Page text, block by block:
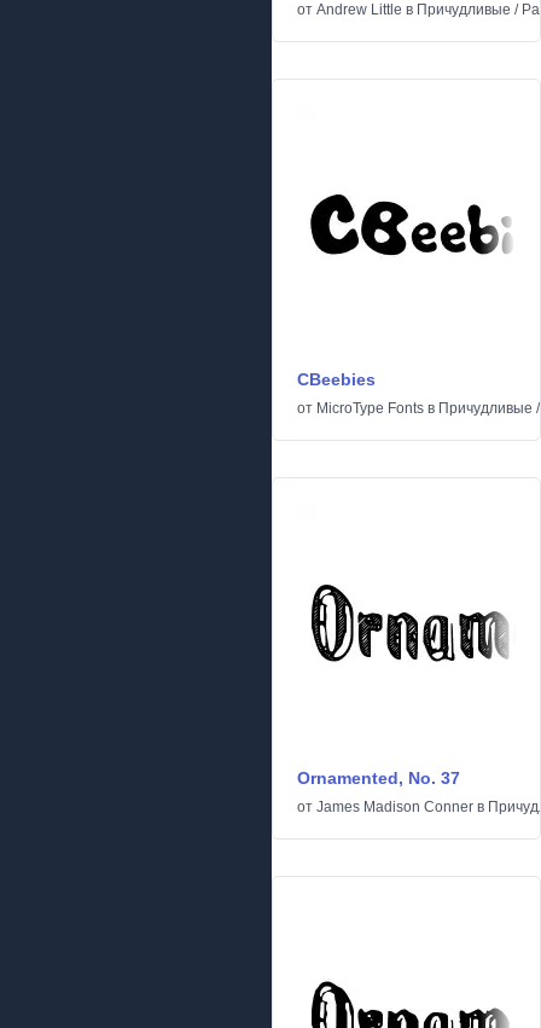
от Andrew Little в Причудливые /
CBeebies
от MicroType Fonts в Причудливые
Ornamented, No. 37
от James Madison Conner в